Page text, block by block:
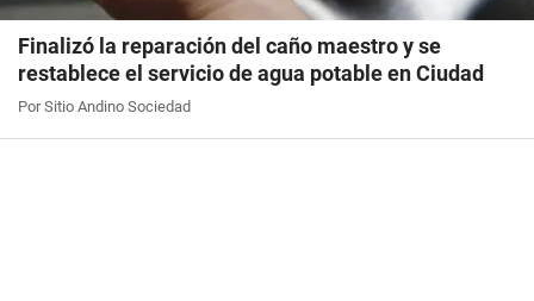
Finalizó la reparación del caño maestro y se
restablece el servicio de agua potable en Ciudad
Por Sitio Andino Sociedad